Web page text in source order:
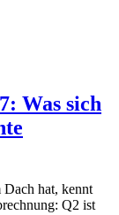
Was sich
Dach hat, kennt
Q2 ist